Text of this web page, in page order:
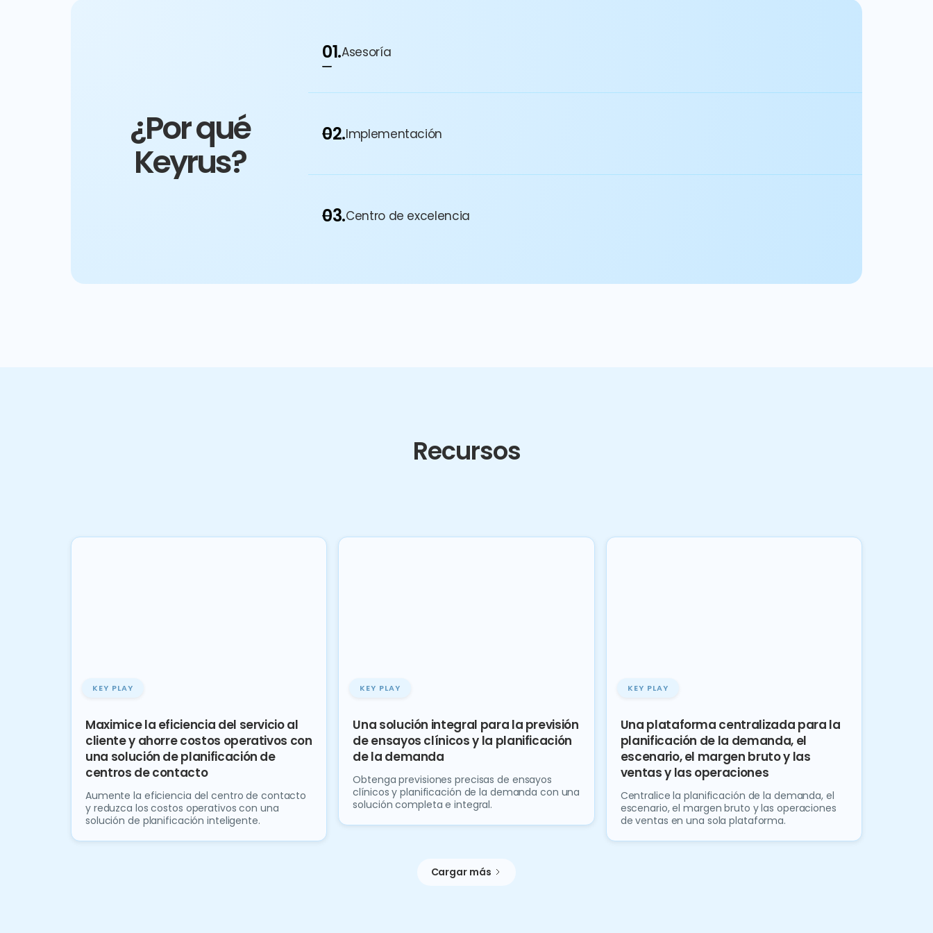
¿Por qué
Keyrus?
01.Asesoría
02.Implementación
03.Centro de excelencia
Recursos
KEY PLAY
Maximice la eficiencia del servicio al
cliente y ahorre costos operativos con
una solución de planificación de
centros de contacto
Aumente la eficiencia del centro de contacto
y reduzca los costos operativos con una
solución de planificación inteligente.
KEY PLAY
Una solución integral para la previsión
de ensayos clínicos y la planificación
de la demanda
Obtenga previsiones precisas de ensayos
clínicos y planificación de la demanda con una
solución completa e integral.
KEY PLAY
Una plataforma centralizada para la
planificación de la demanda, el
escenario, el margen bruto y las
ventas y las operaciones
Centralice la planificación de la demanda, el
escenario, el margen bruto y las operaciones
de ventas en una sola plataforma.
Cargar más